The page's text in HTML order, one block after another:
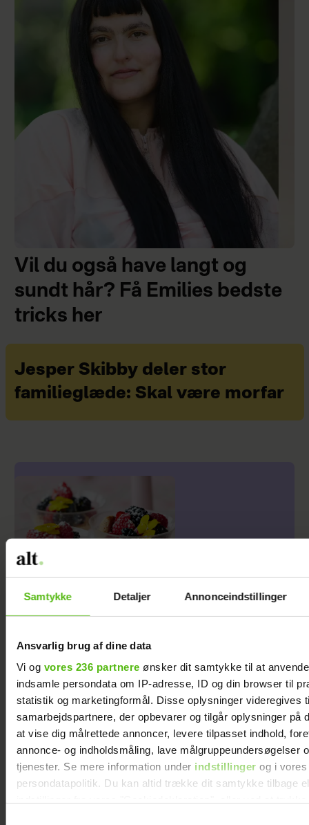
Samtykke Detaljer Annonceindstillinger
Ansvarlig brug af dine data
Vi og vores 236 partnere ønsker dit samtykke til at
indsamle persondata om IP-adresse, ID og din browser til
statistik og marketingformål. Disse oplysninger videregives
samarbejdspartnere, der opbevarer og tilgår oplysninger på
at vise dig målrettede annoncer, levere tilpasset indhold,
annonce- og indholdsmåling, lave målgruppeundersøgelser
tjenester. Se mere information under indstillinger og i vores
persondatapolitik. Du kan altid trække dit samtykke tilbage
Vil du også have langt og
sundt hår? Få Emilies bedste
tricks her
Jesper Skibby deler stor
familieglæde: Skal være morfar
Trifli med sød creme og